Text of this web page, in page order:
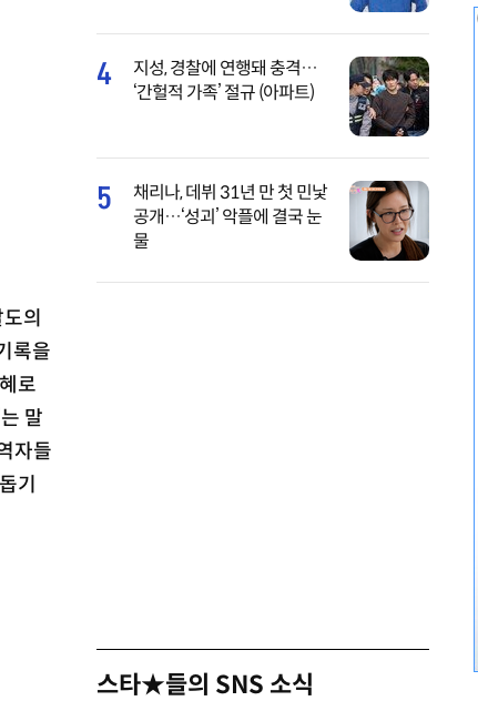
의
록을
로
말
자들
기
4
지성, 경찰에 연행돼 충격…
‘간헐적 가족’ 절규 (아파트)
5
채리나, 데뷔 31년 만 첫 민낯
공개…‘성괴’ 악플에 결국 눈
물
스타★들의 SNS 소식